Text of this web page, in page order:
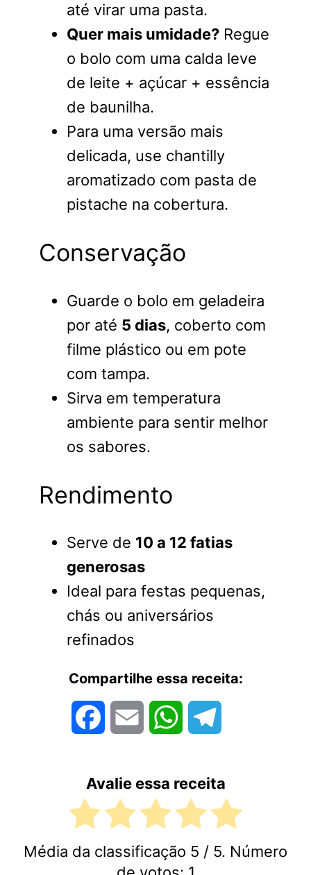
até virar uma pasta.
Quer mais umidade? Regue
o bolo com uma calda leve
de leite + açúcar + essência
de baunilha.
Para uma versão mais
delicada, use chantilly
aromatizado com pasta de
pistache na cobertura.
Conservação
Guarde o bolo em geladeira
por até 5 dias, coberto com
filme plástico ou em pote
com tampa.
Sirva em temperatura
ambiente para sentir melhor
os sabores.
Rendimento
Serve de 10 a 12 fatias
generosas
Ideal para festas pequenas,
chás ou aniversários
refinados
Compartilhe essa receita:
FacebookEmail WhatsApp
Avalie essa receita
Média da classificação 5 / 5. Número